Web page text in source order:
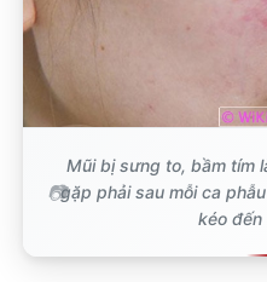
Mũi bị sưng to, bầm tím
gặp phải sau mỗi ca
kéo đến